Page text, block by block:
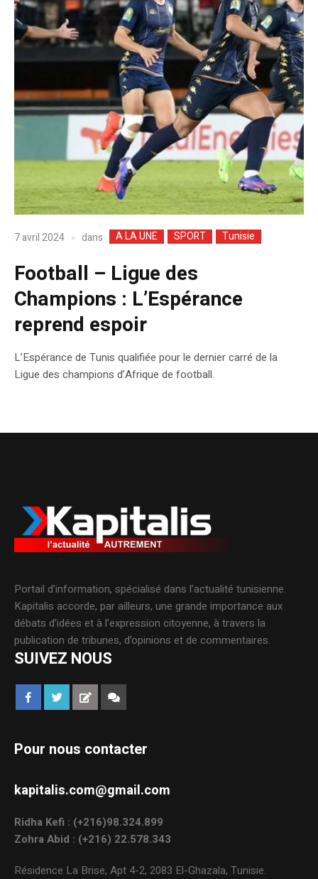
7 avril 2024 dans A LA UNE SPORT Tunisie
Football – Ligue des
Champions : L’Espérance
reprend espoir
L’Espérance de Tunis qualifiée pour le dernier carré de la
Ligue des champions d’Afrique de football.
Portail d’information, spécialisé dans l’actualité tunisienne.
Kapitalis accorde, par ailleurs, une grande importance aux
débats d’idées et à l’expression citoyenne, à travers la
publication de tribunes, d’opinions et de commentaires.
SUIVEZ NOUS
Pour nous contacter
kapitalis.com@gmail.com
Ridha Kefi : (+216)98.324.899
Zohra Abid : (+216) 22.578.343
Résidence La Brise, Apt 4-2, 2083 El-Ghazala, Tunisie.